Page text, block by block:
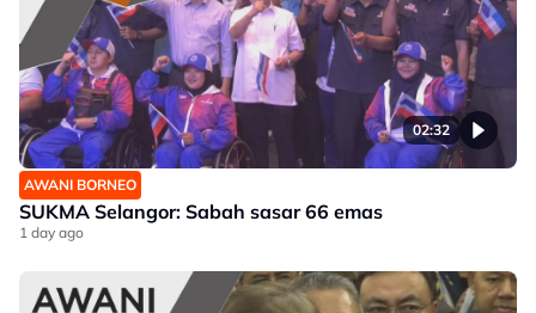
02:32
AWANI BORNEO
SUKMA Selangor: Sabah sasar 66 emas
1 day ago